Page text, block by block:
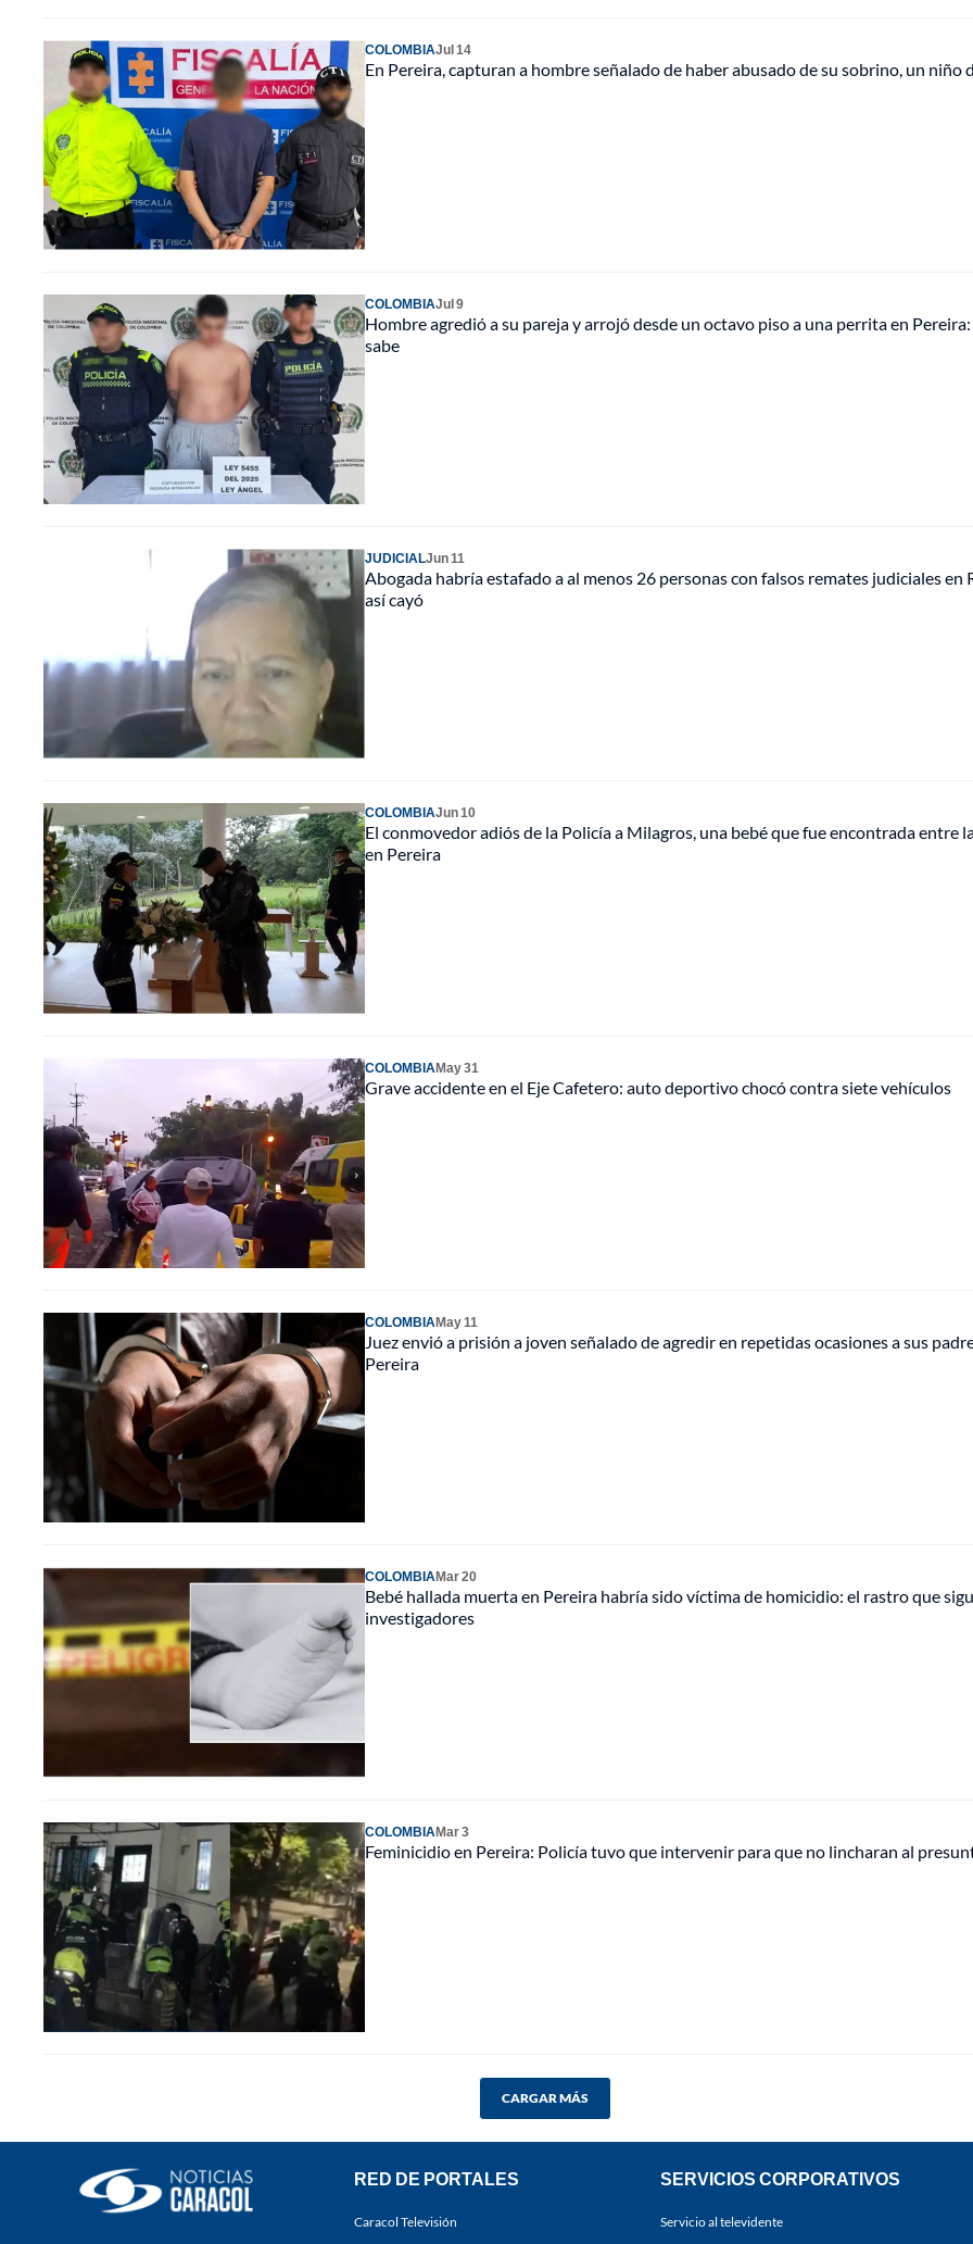
COLOMBIAJul 14
En Pereira, capturan a hombre señalado de haber abusado de su sobrino, un niño
COLOMBIAJul 9
Hombre agredió a su pareja y arrojó desde un octavo piso a una perrita en
sabe
JUDICIALJun 11
Abogada habría estafado a al menos 26 personas con falsos remates judiciales en
así cayó
COLOMBIAJun 10
El conmovedor adiós de la Policía a Milagros, una bebé que fue encontrada entre
en Pereira
COLOMBIAMay 31
Grave accidente en el Eje Cafetero: auto deportivo chocó contra siete vehículos
COLOMBIAMay 11
Juez envió a prisión a joven señalado de agredir en repetidas ocasiones a sus
Pereira
COLOMBIAMar 20
Bebé hallada muerta en Pereira habría sido víctima de homicidio: el rastro que
investigadores
COLOMBIAMar 3
Feminicidio en Pereira: Policía tuvo que intervenir para que no lincharan al
CARGAR MÁS
RED DE PORTALES
Caracol Televisión
SERVICIOS CORPORATIVOS
Servicio al televidente